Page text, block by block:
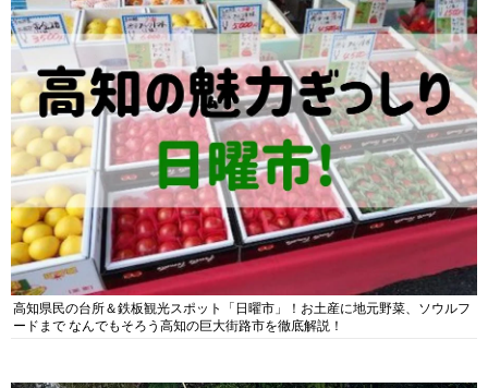
高知県民の台所＆鉄板観光スポット「日曜市」！お土産に地元野菜、ソウルフ
ードまで なんでもそろう高知の巨大街路市を徹底解説！